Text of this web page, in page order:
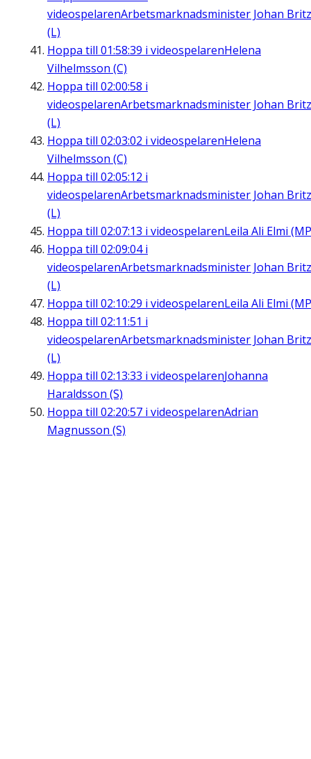
videospelarenArbetsmarknadsminister Johan Britz
(L)
Hoppa till 01:58:39 i videospelarenHelena
Vilhelmsson (C)
Hoppa till 02:00:58 i
videospelarenArbetsmarknadsminister Johan Britz
(L)
Hoppa till 02:03:02 i videospelarenHelena
Vilhelmsson (C)
Hoppa till 02:05:12 i
videospelarenArbetsmarknadsminister Johan Britz
(L)
Hoppa till 02:07:13 i videospelarenLeila Ali Elmi
Hoppa till 02:09:04i
videospelarenArbetsmarknadsminister Johan Britz
(L)
Hoppa till 02:10:29 i videospelarenLeila Ali Elmi
Hoppa till 02:11:51 i
videospelarenArbetsmarknadsminister Johan Britz
(L)
Hoppa till 02:13:33 i videospelarenJohanna
Haraldsson (S)
Hoppa till 02:20:57 i videospelarenAdrian
Magnusson (S)